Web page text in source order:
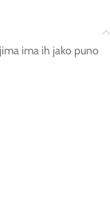
ima ih jako puno